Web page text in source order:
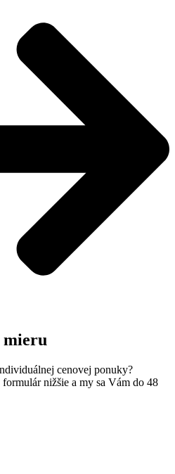
mieru
cenovej ponuky?
nižšie a my sa Vám do 48